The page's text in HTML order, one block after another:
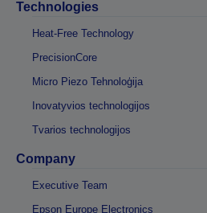
Technologies
Heat-Free Technology
PrecisionCore
Micro Piezo Tehnoloģija
Inovatyvios technologijos
Tvarios technologijos
Company
Executive Team
Epson Europe Electronics